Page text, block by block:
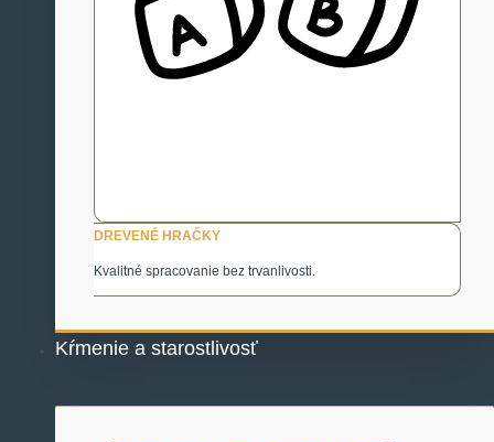
DREVENÉ HRAČKY
Kvalitné spracovanie bez trvanlivosti.
Kŕmenie a starostlivosť